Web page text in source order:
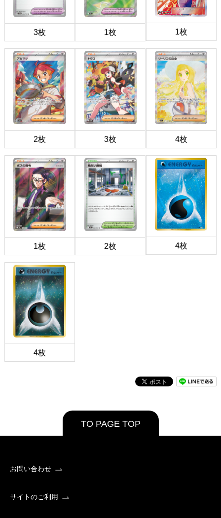
3枚 1枚 1枚
2枚 3枚 4枚
1枚 2枚 4枚
4枚
TO PAGE TOP
お問い合わせ
サイトのご利用